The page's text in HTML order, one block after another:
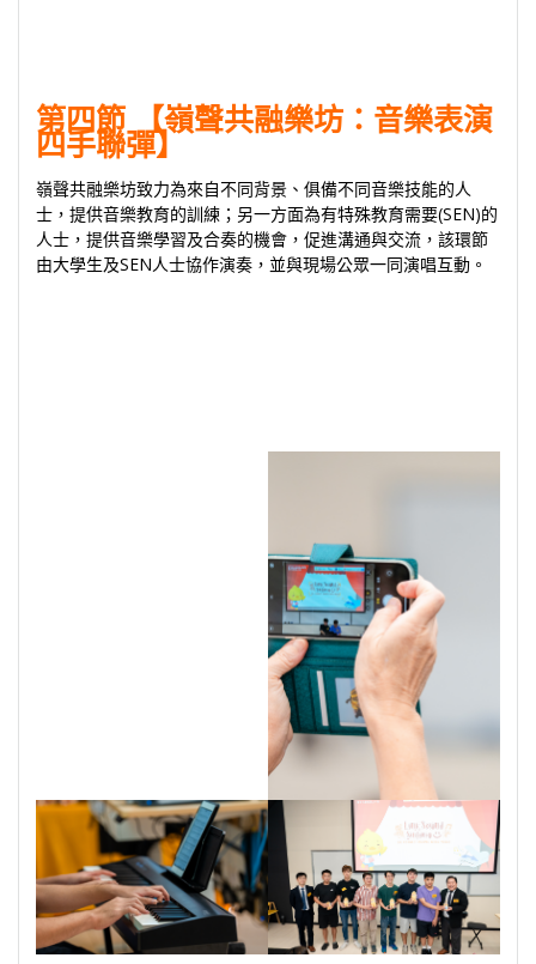
第四節 【嶺聲共融樂坊：音樂表演
四手聯彈】
嶺聲共融樂坊致力為來自不同背景、俱備不同音樂技能的人
士，提供音樂教育的訓練；另一方面為有特殊教育需要(SEN)的
人士，提供音樂學習及合奏的機會，促進溝通與交流，該環節
由大學生及SEN人士協作演奏，並與現場公眾一同演唱互動。